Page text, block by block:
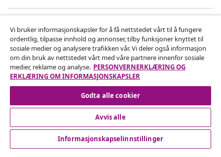
vidaXL
Oppdag mer
Vi bruker informasjonskapsler for å få nettstedet vårt til å fungere
ordentlig, tilpasse innhold og annonser, tilby funksjoner knyttet til
sosiale medier og analysere trafikken vår. Vi deler også informasjon
om din bruk av nettstedet vårt med våre partnere innenfor sosiale
medier, reklame og analyse. PERSONVERNERKLÆRING OG
ERKLÆRING OM INFORMASJONSKAPSLER
Godta alle cookier
Avvis alle
Informasjonskapselinnstillinger